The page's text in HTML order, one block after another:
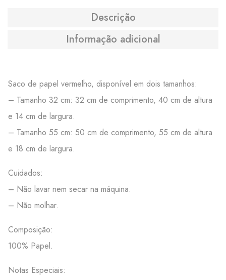
Descrição
Informação adicional
Saco de papel vermelho, disponível em dois tamanhos:
– Tamanho 32 cm: 32 cm de comprimento, 40 cm de altura
e 14 cm de largura.
– Tamanho 55 cm: 50 cm de comprimento, 55 cm de altura
e 18 cm de largura.
Cuidados:
– Não lavar nem secar na máquina.
– Não molhar.
Composição:
100% Papel.
Notas Especiais: